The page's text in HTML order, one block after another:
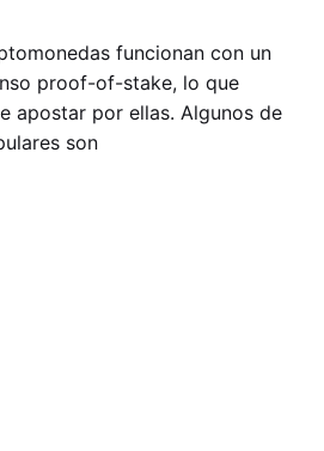
funcionan con un
proof-of-stake, lo que
apostar por ellas. Algunos de
son